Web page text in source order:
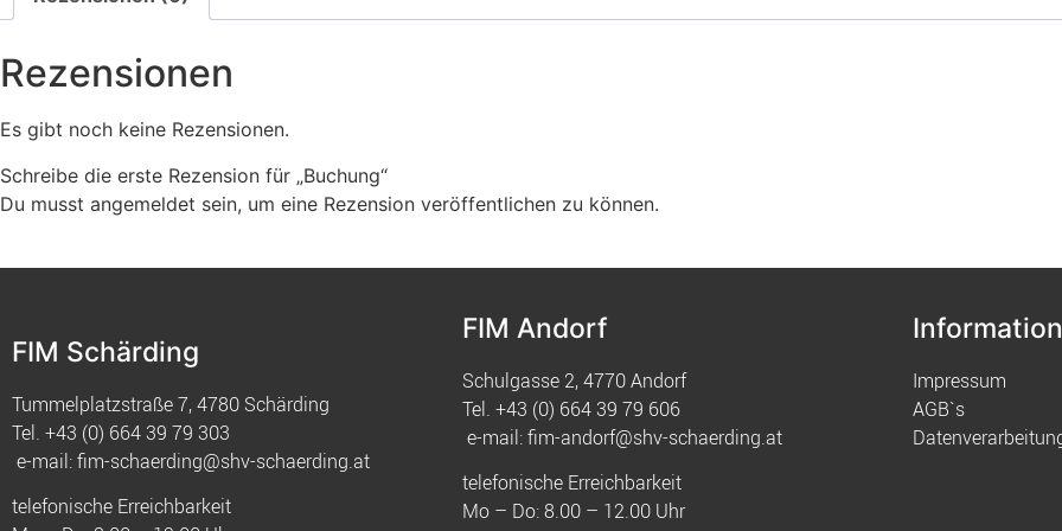
Rezensionen
Es gibt noch keine Rezensionen.
Schreibe die erste Rezension für „Buchung“
Du musst angemeldet sein, um eine Rezension veröffentlichen zu können.
FIM Schärding
Tummelplatzstraße 7, 4780 Schärding
Tel. +43 (0) 664 39 79 303
e-mail:fim-schaerding@shv-schaerding.at
telefonische Erreichbarkeit
FIM Andorf
Schulgasse 2, 4770 Andorf
Tel. +43 (0) 664 39 79 606
e-mail:fim-andorf@shv-schaerding.at
telefonische Erreichbarkeit
Mo – Do: 8.00 – 12.00 Uhr
Impressum
AGB`s